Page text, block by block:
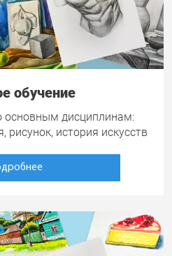
обучение
основным дисциплинам:
история искусств